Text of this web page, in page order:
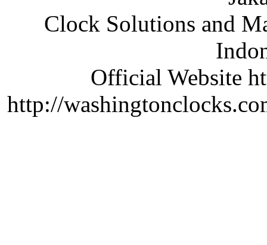
Clock Solutions and
Official Website
http://